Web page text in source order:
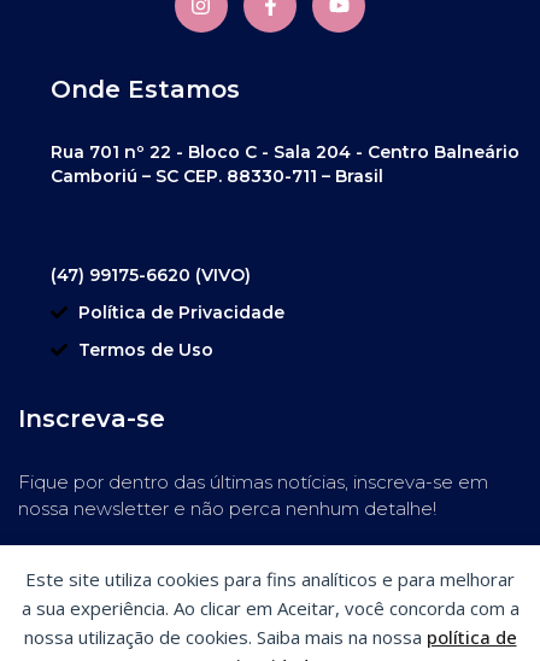
Este site utiliza cookies para fins analíticos e para melhorar
a sua experiência. Ao clicar em Aceitar, você concorda com a
nossa utilização de cookies. Saiba mais na nossa política de
Onde Estamos
Rua 701 nº 22 - Bloco C - Sala 204 - Centro Balneário
Camboriú – SC CEP. 88330-711 – Brasil
(47) 99175-6620 (VIVO)
Política de Privacidade
Termos de Uso
Inscreva-se
Fique por dentro das últimas notícias, inscreva-se em
nossa newsletter e não perca nenhum detalhe!